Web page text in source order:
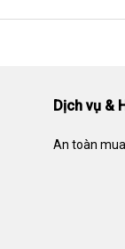
Dịch vụ &
An toàn